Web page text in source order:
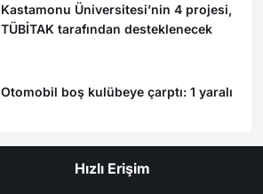
Kastamonu Üniversitesi’nin 4 projesi,
TÜBİTAK tarafından desteklenecek
Otomobil boş kulübeye çarptı: 1 yaralı
Hızlı Erişim